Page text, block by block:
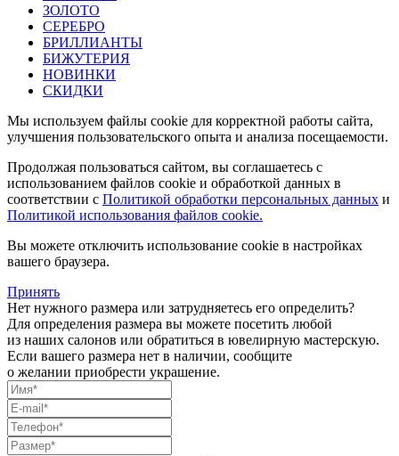
ЗОЛОТО
СЕРЕБРО
БРИЛЛИАНТЫ
БИЖУТЕРИЯ
НОВИНКИ
СКИДКИ
Мы используем файлы cookie для корректной работы сайта,
улучшения пользовательского опыта и анализа посещаемости.
Продолжая пользоваться сайтом, вы соглашаетесь с
использованием файлов cookie и обработкой данных в
соответствии с Политикой обработки персональных данных и
Политикой использования файлов cookie.
Вы можете отключить использование cookie в настройках
вашего браузера.
Принять
Нет нужного размера или затрудняетесь его определить?
Для определения размера вы можете посетить любой
из наших салонов или обратиться в ювелирную мастерскую.
Если вашего размера нет в наличии, сообщите
о желании приобрести украшение.